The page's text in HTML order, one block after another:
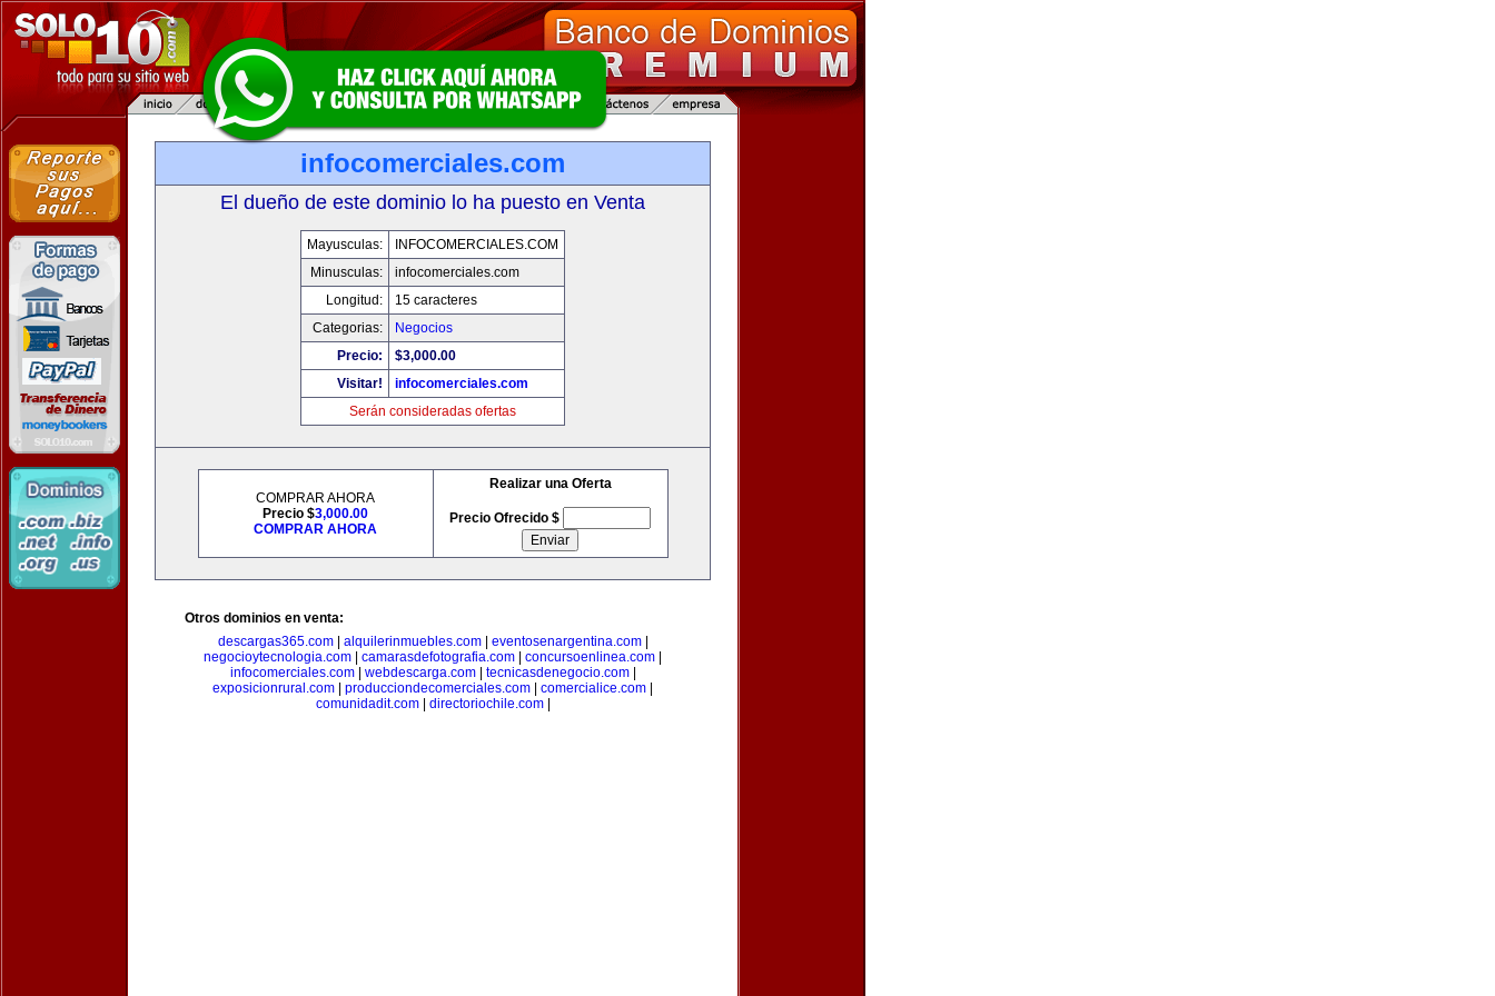
infocomerciales.com
El dueño de este dominio lo ha puesto en Venta
Mayusculas:
INFOCOMERCIALES.COM
Minusculas:
infocomerciales.com
Longitud:
15 caracteres
Categorias:
Negocios
Precio:
$3,000.00
Visitar!
infocomerciales.com
Serán consideradas ofertas
COMPRAR AHORA
Precio $3,000.00
COMPRAR AHORA
Realizar una Oferta
Precio Ofrecido $
Otros dominios en venta:
descargas365.com| alquilerinmuebles.com| eventosenargentina.com|
negocioytecnologia.com
camarasdefotografia.com concursoenlinea.com
infocomerciales.com| webdescarga.com| tecnicasdenegocio.com|
exposicionrural.com
producciondecomerciales.com comercialice.com
comunidadit.com| directoriochile.com|